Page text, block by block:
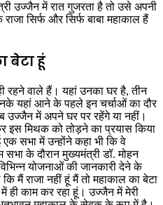
उज्जैन में रात गुजरता है तो उसे अपनी
सिर्फ और सिर्फ बाबा महाकाल हैं
बेटा हूं
रहने वाले हैं। यहां उनका घर है, तीन
यहां आने के पहले इन चर्चाओं का दौर
उज्जैन में अपने घर पर रहेंगे या नहीं।
इस मिथक को तोड़ने का प्रयास किया
सभा में उन्होंने कहा भी कि वे
के दौरान मुख्यमंत्री डॉ. मोहन
योजनाओं की जानकारी देने के
मैं राजा नहीं हूं मैं तो महाकाल का बेटा
काम कर रहा हूं। उज्जैन में मेरी